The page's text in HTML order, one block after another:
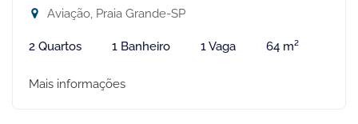
Aviação, Praia Grande-SP
2 Quartos 1 Banheiro 1 Vaga 64 m²
Mais informações